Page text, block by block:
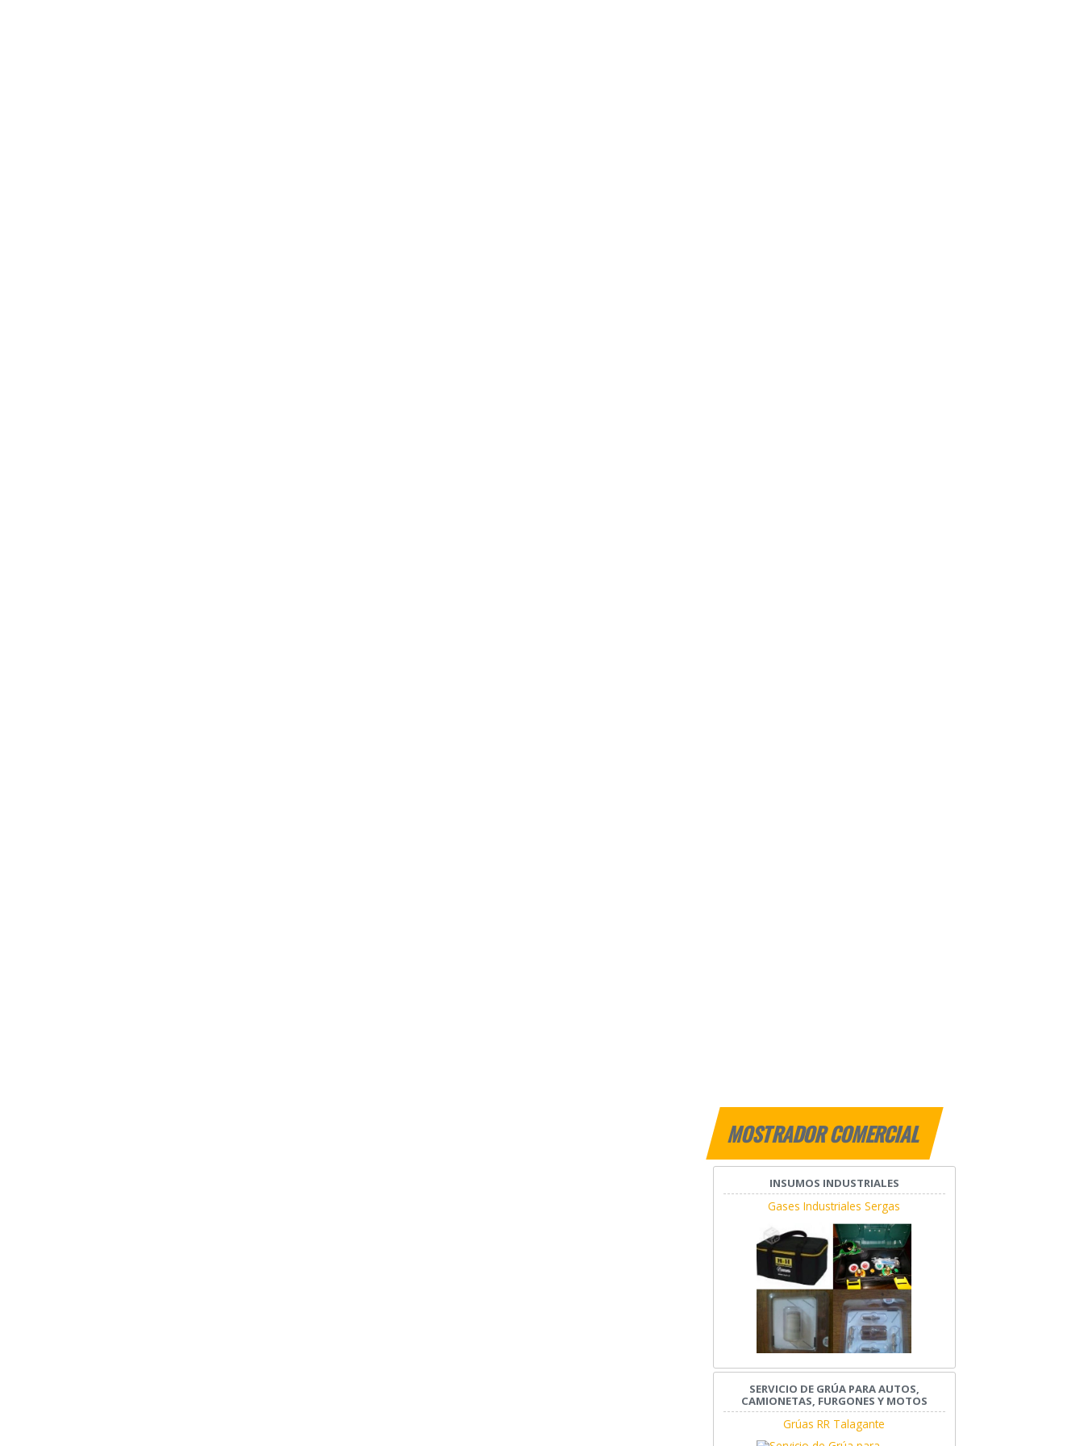
MOSTRADOR COMERCIAL
INSUMOS INDUSTRIALES
Gases Industriales Sergas
SERVICIO DE GRÚA PARA AUTOS,
CAMIONETAS, FURGONES Y MOTOS
Grúas RR Talagante